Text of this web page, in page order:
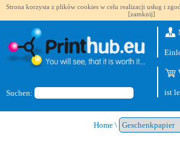
Strona korzysta z plików cookies w celu realizacji usług i
[zamknij]
Suchen: ist
Home \